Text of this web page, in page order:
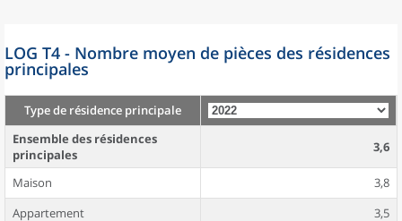
LOG T4 - Nombre moyen de pièces des résidences
principales
Type de résidence principale
Ensemble des résidences
principales
3,6
Maison
3,8
Appartement
3,5